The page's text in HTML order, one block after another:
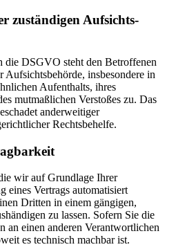
zuständigen Aufsichts­
die DSGVO steht den Betroffenen
Aufsichtsbehörde, insbesondere in
Aufenthalts, ihres
mutmaßlichen Verstoßes zu. Das
anderweitiger
Rechtsbehelfe.
wir auf Grundlage Ihrer
Vertrags automatisiert
Dritten in einem gängigen,
zu lassen. Sofern Sie die
an einen anderen Verantwortlichen
es technisch machbar ist.